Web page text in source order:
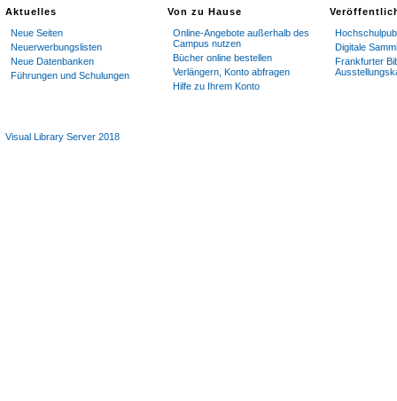
Aktuelles
Neue Seiten
Neuerwerbungslisten
Neue Datenbanken
Führungen und Schulungen
Von zu Hause
Online-Angebote außerhalb des
Campus nutzen
Bücher online bestellen
Verlängern, Konto abfragen
Hilfe zu Ihrem Konto
Digitale
Frankfurter
Visual Library Server 2018